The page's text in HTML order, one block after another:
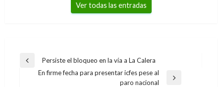
Ver todas las entradas
Navegación
Entrada
anterior
Persiste el bloqueo en la vía a La Calera
En firme fecha para presentar icfes pese al
paro nacional